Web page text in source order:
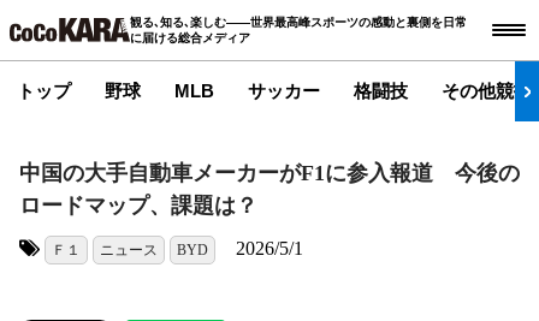
観る､知る､楽しむ――世界最高峰スポーツの感動と裏側を日常
に届ける総合メディア
トップ 野球 MLB サッカー 格闘技 その他競技
中国の大手自動車メーカーがF1に参入報道 今後の
ロードマップ、課題は？
Ｆ１ ニュース BYD 2026/5/1